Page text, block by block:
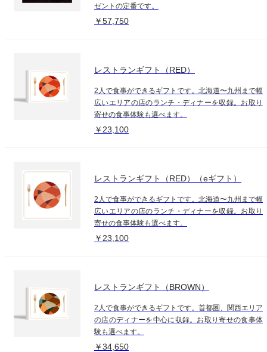
ゼントの定番です。
￥57,750
レストランギフト（RED）
2人で食事ができるギフトです。北海道〜九州まで幅
広いエリアの店のランチ・ディナーを収録。お取り
寄せの食事体験も選べます。
￥23,100
レストランギフト（RED）（eギフト）
2人で食事ができるギフトです。北海道〜九州まで幅
広いエリアの店のランチ・ディナーを収録。お取り
寄せの食事体験も選べます。
￥23,100
レストランギフト（BROWN）
2人で食事ができるギフトです。首都圏、関西エリア
の店のディナーを中心に収録。お取り寄せの食事体
験も選べます。
￥34,650